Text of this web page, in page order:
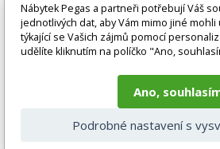
Výška sedu: 40 cm
Zboží je dodáváno bez doplňků a
Pokud není uvedeno jinak. Většinou je
demontovaném stavu, dle charakteru
být i ilustrační a barva produktu
vlivem nastavení monitoru a převodem
Nábytek Pegas a partneři potřebují Váš
jednotlivých dat, aby Vám mimo jiné
týkající se Vašich zájmů pomocí
udělíte kliknutím na políčko "Ano,
Ano,
Podrobné nastavení s